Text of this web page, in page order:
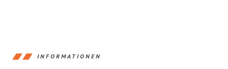
INFORMATIONEN